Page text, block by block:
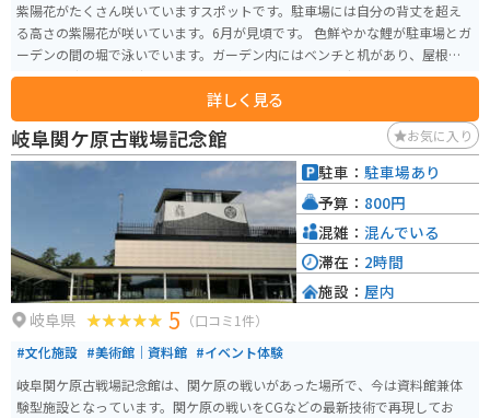
紫陽花がたくさん咲いていますスポットです。駐車場には自分の背丈を超え
る高さの紫陽花が咲いています。6月が見頃です。 色鮮やかな鯉が駐車場とガ
ーデンの間の堀で泳いでいます。ガーデン内にはベンチと机があり、屋根付
きなので涼むことが出来ます。6月に楽しめるツーリングスポットです。
詳しく見る
岐阜関ケ原古戦場記念館 お気に入り
岐阜県 5 （口コミ1件）
#文化施設 #美術館｜資料館 #イベント体験
岐阜関ケ原古戦場記念館は、関ケ原の戦いがあった場所で、今は資料館兼体
験型施設となっています。関ケ原の戦いをCGなどの最新技術で再現してお
駐車： 駐車場あり
予算： 800円
混雑： 混んでいる
滞在： 2時間
施設： 屋内